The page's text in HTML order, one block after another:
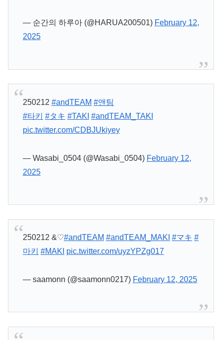
— 순간의 하루아 (@HARUA200501) February 12,
2025
250212 #andTEAM #앤팀
#타키
#タキ #TAKI #andTEAM_TAKI
pic.twitter.com/CDBJUkiyey
— Wasabi_0504 (@Wasabi_0504) February 12,
2025
250212 &♡#andTEAM #andTEAM_MAKI #マキ #
마키
#MAKI pic.twitter.com/uyzYPZg017
— saamonn (@saamonn0217) February 12, 2025